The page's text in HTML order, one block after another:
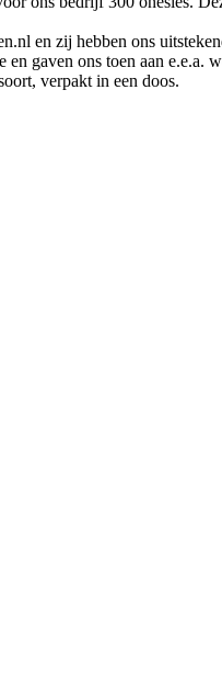
en zij hebben ons
gaven ons toen aan e.e.a.
verpakt in een doos.